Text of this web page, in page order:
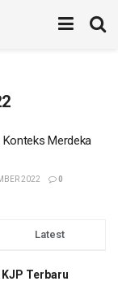
Merdeka
2022 0
Latest
Terbaru